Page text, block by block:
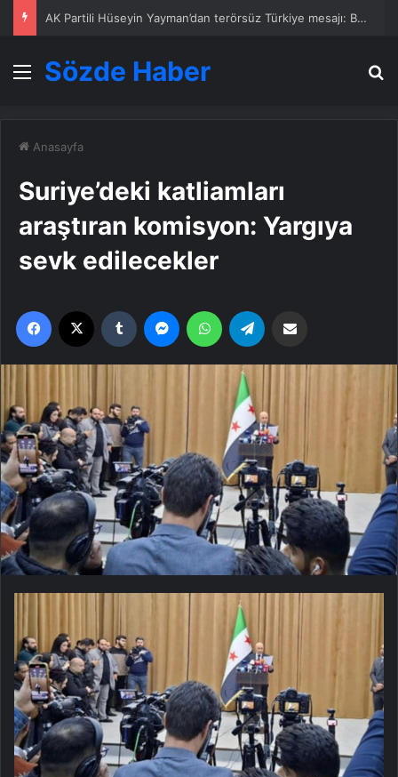
Evlat nöbetinde gözyaşları yerini sevinç ve umuda bıraktı
Menü
Sözde Haber
Anasayfa
Suriye’deki katliamları
araştıran komisyon: Yargıya
sevk edilecekler
Facebook Tumblr MessengerWhatsApp